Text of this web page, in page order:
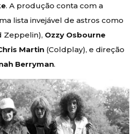
. A produção conta com a
lista invejável de astros como
Zeppelin), Ozzy Osbourne
Martin (Coldplay), e direção
Berryman.